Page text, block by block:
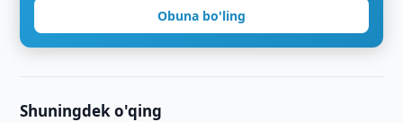
Obuna bo'ling
Shuningdek o'qing